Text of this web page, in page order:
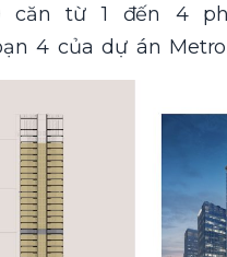
căn từ 1 đến 4
4 của dự án